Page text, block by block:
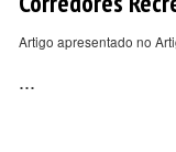
Artigo apresentado no
...